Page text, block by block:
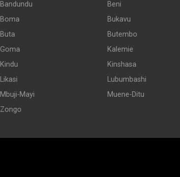
Bandundu Beni
Boma
Bukavu
Buta
Butembo
Goma
Kalemie
Kindu
Kinshasa
Likasi
Lubumbashi
Mbuji-Mayi
Muene-Ditu
Zongo